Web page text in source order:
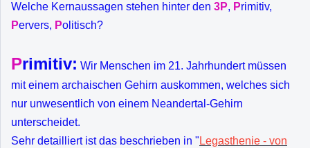
Welche Kernaussagen stehen hinter den 3P, Primitiv,
Pervers, Politisch?
Primitiv: Wir Menschen im 21. Jahrhundert müssen
mit einem archaischen Gehirn auskommen, welches sich
nur unwesentlich von einem Neandertal-Gehirn
unterscheidet.
Sehr detailliert ist das beschrieben in " Legasthenie - von